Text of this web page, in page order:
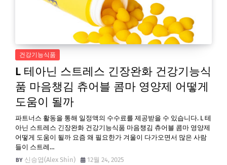
건강기능식품
L 테아닌 스트레스 긴장완화 건강기능식
품 마음챙김 츄어블 콤마 영양제 어떻게
도움이 될까
파트너스 활동을 통해 일정액의 수수료를 제공받을 수 있습니다. L 테
아닌 스트레스 긴장완화 건강기능식품 마음챙김 츄어블 콤마 영양제
어떻게 도움이 될까 요즘 왜 필요한가 겨울이 다가오면서 많은 사람
들이 스트레…
신승엽(Alex Shin)
12월 24, 2025